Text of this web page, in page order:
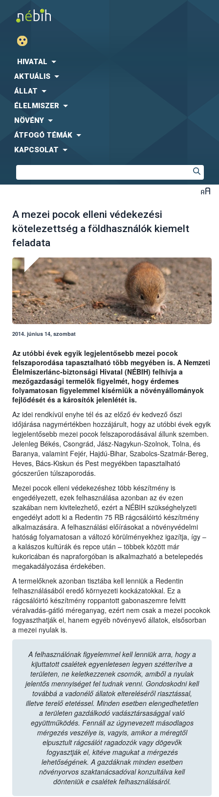
HIVATAL
AKTUÁLIS
ÁLLAT
ÉLELMISZER
NÖVÉNY
ÁTFOGÓ TÉMÁK
KAPCSOLAT
A mezei pocok elleni védekezési
kötelezettség a földhasználók kiemelt
feladata
2014. június 14, szombat
Az utóbbi évek egyik legjelentősebb mezei pocok
felszaporodása tapasztalható több megyében is. A Nemzeti
Élelmiszerlánc-biztonsági Hivatal (NÉBIH) felhívja a
mezőgazdasági termelők figyelmét, hogy érdemes
folyamatosan figyelemmel kísérniük a növényállományok
fejlődését és a károsítók jelenlétét is.
Az idei rendkívül enyhe tél és az előző év kedvező őszi
időjárása nagymértékben hozzájárult, hogy az utóbbi évek egyik
legjelentősebb mezei pocok felszaporodásával állunk szemben.
Jelenleg Békés, Csongrád, Jász-Nagykun-Szolnok, Tolna, és
Baranya, valamint Fejér, Hajdú-Bihar, Szabolcs-Szatmár-Bereg,
Heves, Bács-Kiskun és Pest megyékben tapasztalható
gócszerűen túlszaporodás.
Mezei pocok elleni védekezéshez több készítmény is
engedélyezett, ezek felhasználása azonban az év ezen
szakában nem kivitelezhető, ezért a NÉBIH szükséghelyzeti
engedélyt adott ki a Redentin 75 RB rágcsálóirtó készítmény
alkalmazására. A felhasználási előírásokat a növényvédelmi
hatóság folyamatosan a változó körülményekhez igazítja, így –
a kalászos kultúrák és repce után – többek között már
kukoricában és napraforgóban is alkalmazható a betelepedés
megakadályozása érdekében.
A termelőknek azonban tisztába kell lenniük a Redentin
felhasználásából eredő környezeti kockázatokkal. Ez a
rágcsálóirtó készítmény roppantott gabonaszemre felvitt
véralvadás-gátló méreganyag, ezért nem csak a mezei pocokok
fogyaszthatják el, hanem egyéb növényevő állatok, elsősorban
a mezei nyulak is.
A felhasználónak figyelemmel kell lenniük arra, hogy a
kijuttatott csalétek egyenletesen legyen szétterítve a
területen, ne keletkezzenek csomók, amiből a nyulak
jelentős mennyiséget fel tudnak venni. Gondoskodni kell
továbbá a vadonélő állatok eltereléséről riasztással,
illetve terelő etetéssel. Minden esetben elengedhetetlen
a területen gazdálkodó vadásztársasággal való
együttműködés. Fennáll az úgynevezett másodlagos
mérgezés veszélye is, vagyis, amikor a méregtől
elpusztult rágcsálót ragadozók vagy dögevők
fogyasztják el, kitéve magukat a mérgezés
lehetőségének. A gazdáknak minden esetben
növényorvos szaktanácsadóval konzultálva kell
dönteniük e csalétek felhasználásáról.